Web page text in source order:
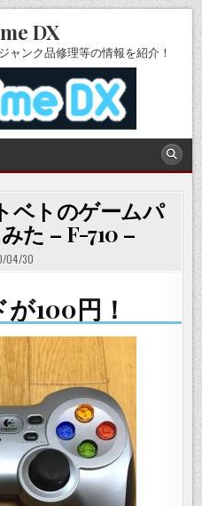
DX
ャンク品修理等の情報を紹介！
ベトのゲームパ
た – F-710 –
04/30
100円！